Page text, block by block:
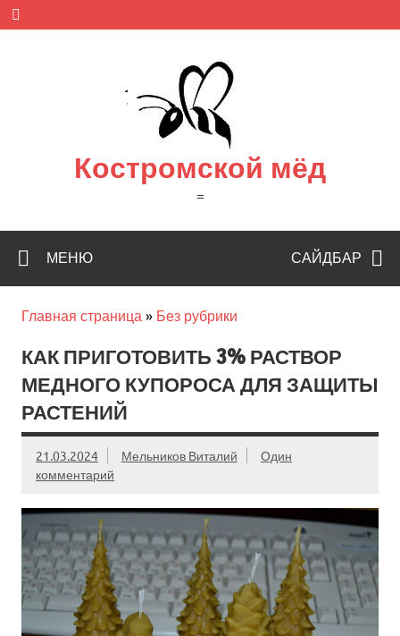
Skip
content
Костромской мёд
=
САЙДБАР
МЕНЮ
Главная страница » Без рубрики
КАК ПРИГОТОВИТЬ 3% РАСТВОР
МЕДНОГО КУПОРОСА ДЛЯ ЗАЩИТЫ
РАСТЕНИЙ
21.03.2024 Мельников Виталий
Один
комментарий